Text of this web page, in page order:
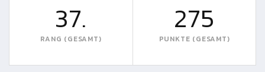
37.
RANG (GESAMT)
275
PUNKTE (GESAMT)